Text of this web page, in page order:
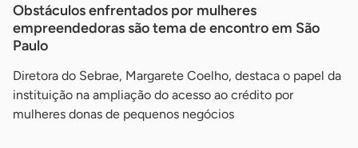
Obstáculos enfrentados por mulheres
empreendedoras são tema de encontro em São
Paulo
Diretora do Sebrae, Margarete Coelho, destaca o papel da
instituição na ampliação do acesso ao crédito por
mulheres donas de pequenos negócios